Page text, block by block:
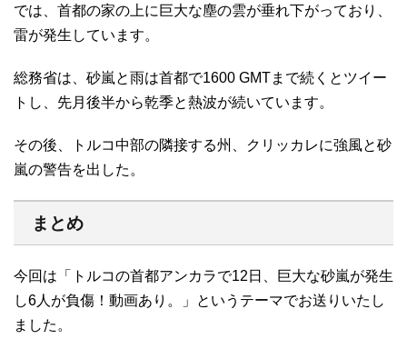
では、首都の家の上に巨大な塵の雲が垂れ下がっており、
雷が発生しています。
総務省は、砂嵐と雨は首都で1600 GMTまで続くとツイー
トし、先月後半から乾季と熱波が続いています。
その後、トルコ中部の隣接する州、クリッカレに強風と砂
嵐の警告を出した。
まとめ
今回は「トルコの首都アンカラで12日、巨大な砂嵐が発生
し6人が負傷！動画あり。」というテーマでお送りいたし
ました。